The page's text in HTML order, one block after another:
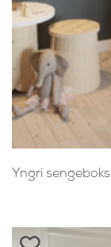
Yngri sengeboks